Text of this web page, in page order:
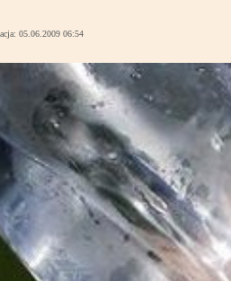
05.06.2009 06:54